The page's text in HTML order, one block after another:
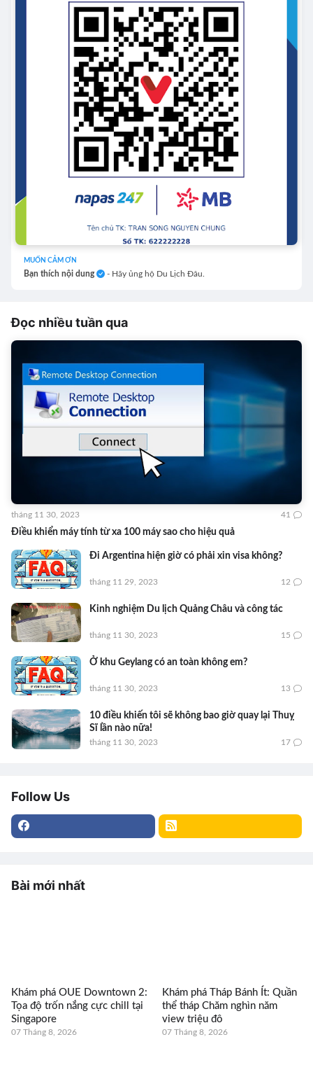
MUỐN CẢM ƠN
Bạn thích nội dung - Hãy ủng hộ Du Lịch Đâu.
Đọc nhiều tuần qua
Điều khiển máy tính từ xa 100 máy sao cho hiệu quả
tháng 11 30, 2023 41
Đi Argentina hiện giờ có phải xin visa không?
tháng 11 29, 2023 12
Kinh nghiệm Du lịch Quảng Châu và công tác
tháng 11 30, 2023 15
Ở khu Geylang có an toàn không em?
tháng 11 30, 2023 13
10 điều khiến tôi sẽ không bao giờ quay lại Thuỵ
Sĩ lần nào nữa!
tháng 11 30, 2023 17
Follow Us
Bài mới nhất
Khám phá OUE Downtown 2:
Tọa độ trốn nắng cực chill tại
Singapore
07 Tháng 8, 2026
Khám phá Tháp Bánh Ít: Quần
thể tháp Chăm nghìn năm
view triệu đô
07 Tháng 8, 2026